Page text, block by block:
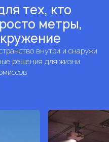
тех, кто
метры,
внутри и снаружи
решения для жизни